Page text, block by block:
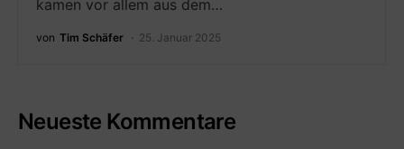
kamen vor allem aus dem…
von Tim Schäfer 25. Januar 2025
Neueste Kommentare